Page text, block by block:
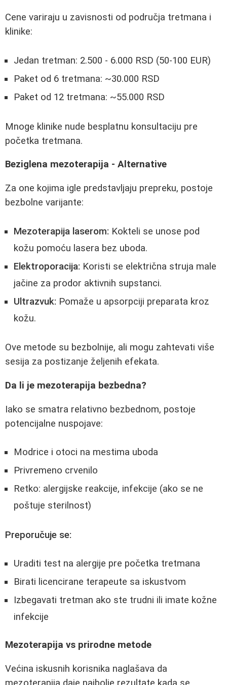
Cene variraju u zavisnosti od područja tretmana i
klinike:
Jedan tretman: 2.500 - 6.000 RSD (50-100 EUR)
Paket od 6 tretmana: ~30.000 RSD
Paket od 12 tretmana: ~55.000 RSD
Mnoge klinike nude besplatnu konsultaciju pre
početka tretmana.
Beziglena mezoterapija - Alternative
Za one kojima igle predstavljaju prepreku, postoje
bezbolne varijante:
Mezoterapija laserom: Kokteli se unose pod
kožu pomoću lasera bez uboda.
Elektroporacija: Koristi se električna struja male
jačine za prodor aktivnih supstanci.
Ultrazvuk: Pomaže u apsorpciji preparata kroz
kožu.
Ove metode su bezbolnije, ali mogu zahtevati više
sesija za postizanje željenih efekata.
Da li je mezoterapija bezbedna?
Iako se smatra relativno bezbednom, postoje
potencijalne nuspojave:
Modrice i otoci na mestima uboda
Privremeno crvenilo
Retko: alergijske reakcije, infekcije (ako se ne
poštuje sterilnost)
Preporučuje se:
Uraditi test na alergije pre početka tretmana
Birati licencirane terapeute sa iskustvom
Izbegavati tretman ako ste trudni ili imate kožne
infekcije
Mezoterapija vs prirodne metode
Većina iskusnih korisnika naglašava da